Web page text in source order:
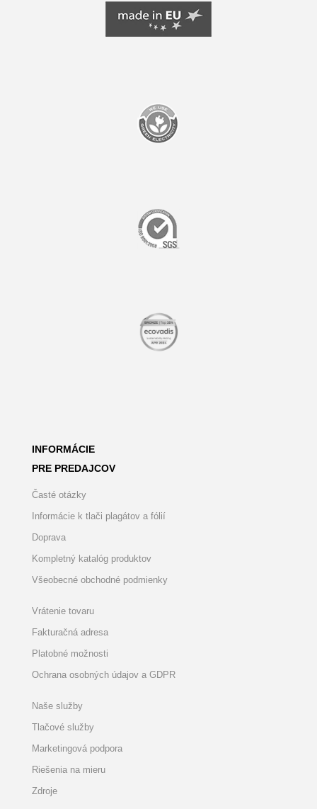
INFORMÁCIE
PRE PREDAJCOV
Časté otázky
Informácie k tlači plagátov a fólií
Doprava
Kompletný katalóg produktov
Všeobecné obchodné podmienky
Vrátenie tovaru
Fakturačná adresa
Platobné možnosti
Ochrana osobných údajov a GDPR
Naše služby
Tlačové služby
Marketingová podpora
Riešenia na mieru
Zdroje